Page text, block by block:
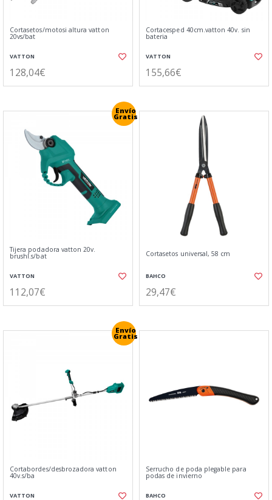
Cortasetos/motosi altura vatton
20vs/bat
VATTON
128,04€
Cortacesped 40cm.vatton 40v. sin
bateria
VATTON
155,66€
Envío
Gratis
Tijera podadora vatton 20v.
brushl.s/bat
VATTON
112,07€
Cortasetos universal, 58 cm
BAHCO
29,47€
Envío
Gratis
Cortabordes/desbrozadora vatton
40v.s/ba
VATTON
Serrucho de poda plegable para
podas de invierno
BAHCO